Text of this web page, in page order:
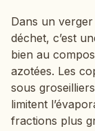
Dans un
déchet, c’est
bien au
azotées. Les
sous
limitent
fractions plus